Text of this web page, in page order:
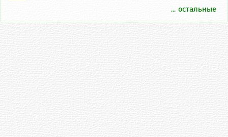
... остальные